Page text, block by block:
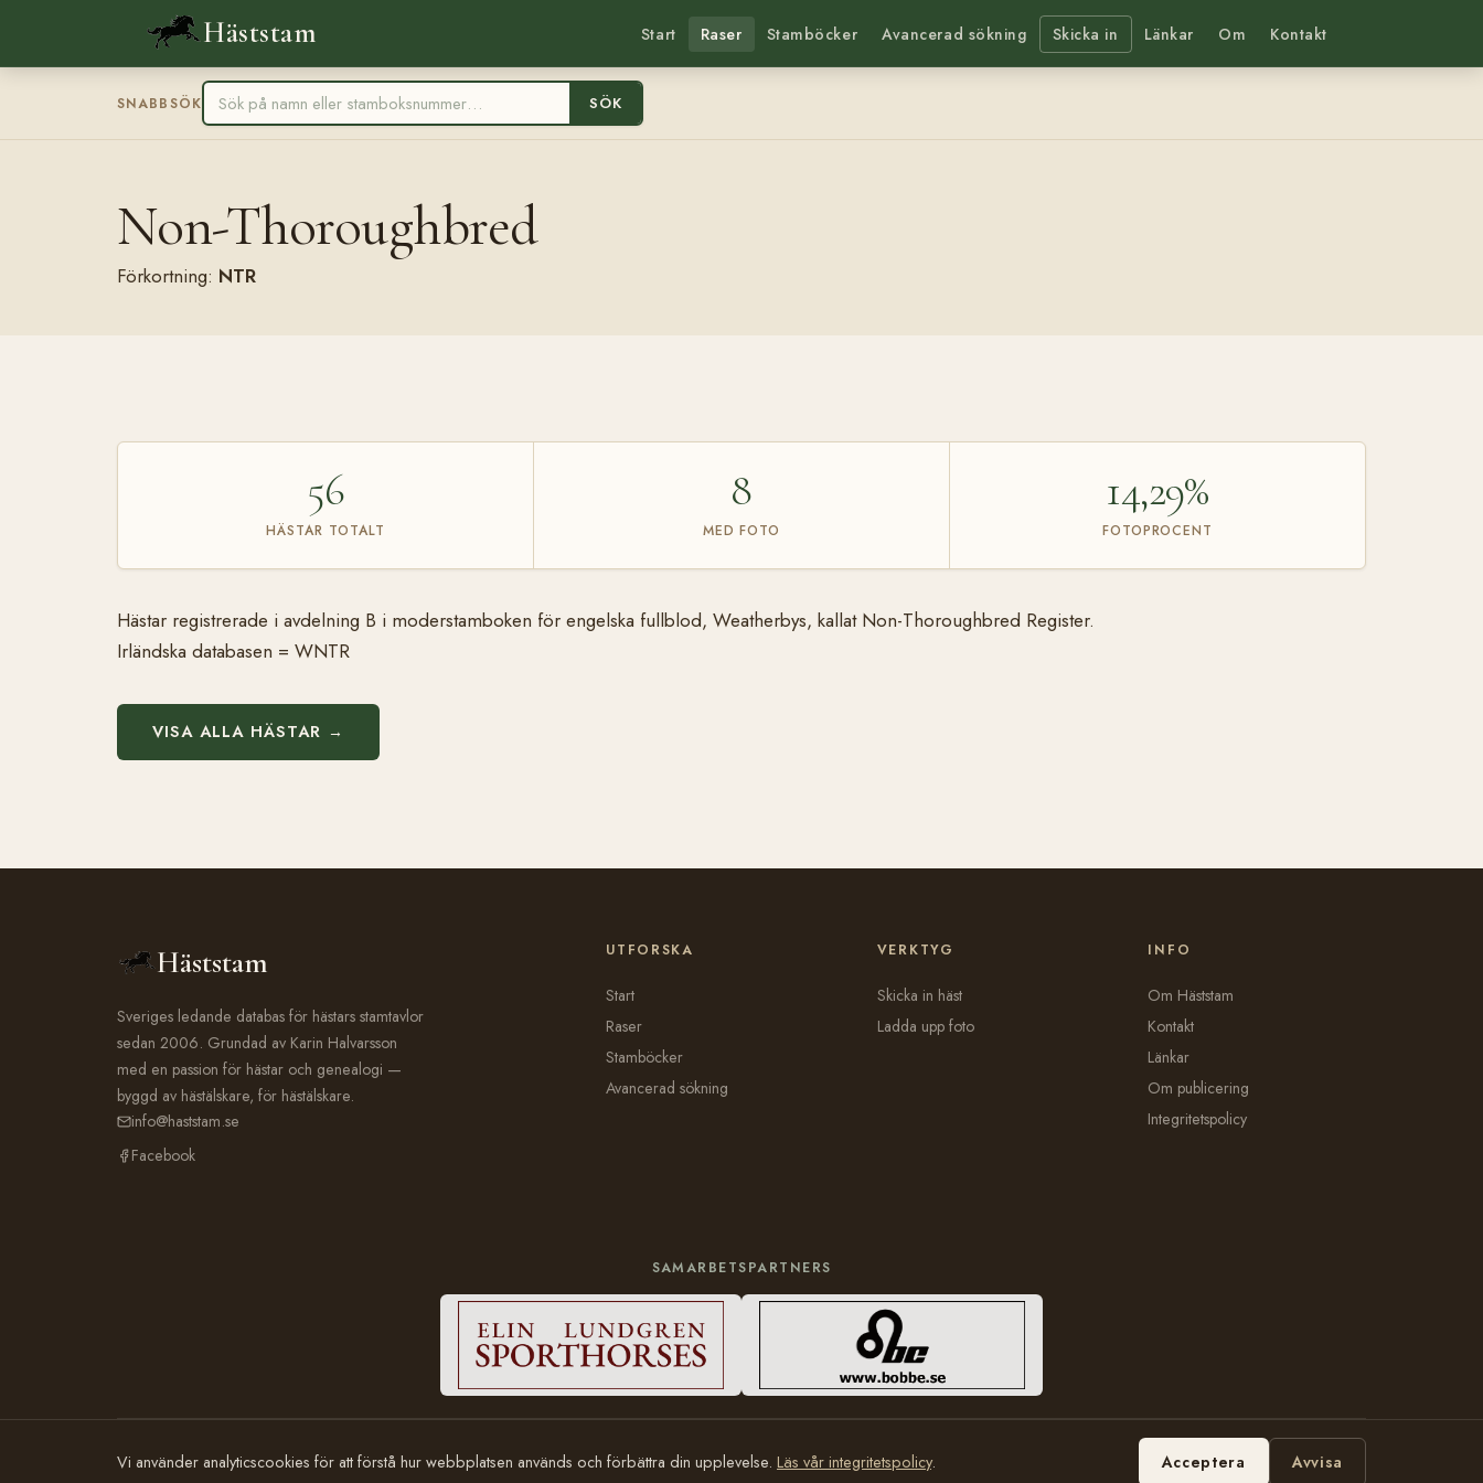
Häststam Start Raser Stamböcker Avancerad sökning Skicka in Länkar Om Kontakt
SNABBSÖK SÖK
Non-Thoroughbred
Förkortning: NTR
56
HÄSTAR TOTALT
8
MED FOTO
14,29%
FOTOPROCENT
Hästar registrerade i avdelning B i moderstamboken för engelska fullblod, Weatherbys, kallat Non-Thoroughbred Register.
Irländska databasen = WNTR
VISA ALLA HÄSTAR →
Häststam
Sveriges ledande databas för hästars stamtavlor
sedan 2006. Grundad av Karin Halvarsson
med en passion för hästar och genealogi —
byggd av hästälskare, för hästälskare.
info@haststam.se
Facebook
UTFORSKA
Start
Raser
Stamböcker
Avancerad sökning
VERKTYG
Skicka in häst
Ladda upp foto
INFO
Om Häststam
Kontakt
Länkar
Om publicering
Integritetspolicy
SAMARBETSPARTNERS
© 2006–2026 Häststam.se · Grundad av Karin Halvarsson Hosting: Bobbe Consulting
Vi använder analyticscookies för att förstå hur webbplatsen används och förbättra din upplevelse. Läs vår integritetspolicy. Acceptera Avvisa